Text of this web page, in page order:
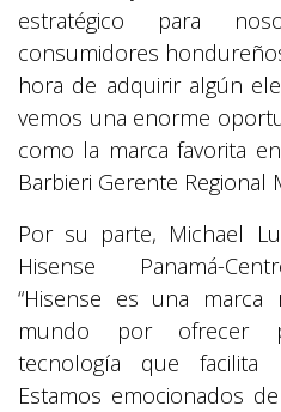
estratégico para
consumidores
hora de adquirir algún
vemos una enorme
como la marca favorita
Barbieri Gerente Regional
Por su parte, Michael
Hisense Panamá-
“Hisense es una
mundo por ofrecer
tecnología que
Estamos emocionados